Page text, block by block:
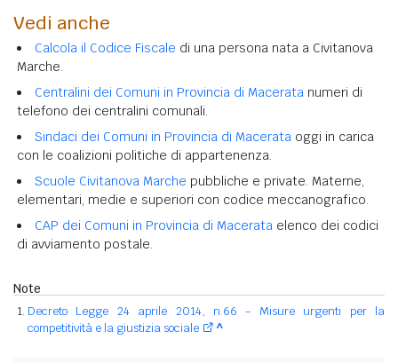
Vedi anche
Calcola il Codice Fiscale di una persona nata a Civitanova
Marche.
Centralini dei Comuni in Provincia di Macerata numeri di
telefono dei centralini comunali.
Sindaci dei Comuni in Provincia di Macerata oggi in carica
con le coalizioni politiche di appartenenza.
Scuole Civitanova Marche pubbliche e private. Materne,
elementari, medie e superiori con codice meccanografico.
CAP dei Comuni in Provincia di Macerata elenco dei codici
di avviamento postale.
Note
Decreto Legge 24 aprile 2014, n.66 - Misure urgenti per la
competitività e la giustizia sociale
^